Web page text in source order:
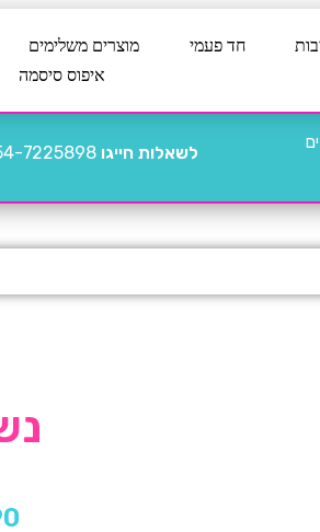
חד פעמי מוצרים משלימים
איפוס סיסמה
לשאלות חייגו 7225898